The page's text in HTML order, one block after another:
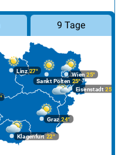
9 Tage
Graz24°
Klagenfurt 22°
Linz27°
Wien 25°
Eisenstadt 25°
Sankt Pölten 25°